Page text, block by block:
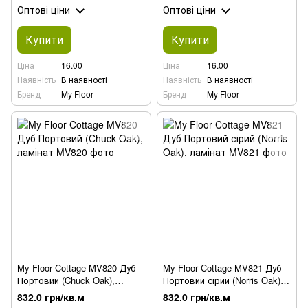
Оптові ціни
Купити
Ціна
16.00
Наявність В наявності
Бренд
My Floor
Оптові ціни
Купити
Ціна
16.00
Наявність В наявності
Бренд
My Floor
My Floor Cottage MV820 Дуб
Портовий (Chuck Oak),
ламінат
832.0 грн/кв.м
My Floor Cottage MV821 Дуб
Портовий сірий (Norris Oak),
ламінат
832.0 грн/кв.м